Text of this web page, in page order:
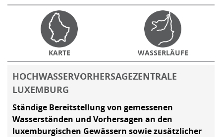
KARTE WASSERLÄUFE
HOCHWASSERVORHERSAGEZENTRALE
LUXEMBURG
Ständige Bereitstellung von gemessenen
Wasserständen und Vorhersagen an den
luxemburgischen Gewässern sowie zusätzlicher